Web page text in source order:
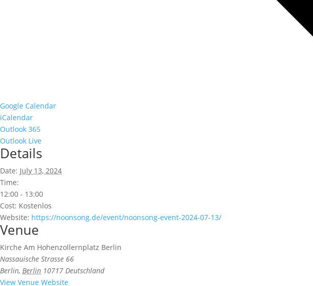
Google Calendar
iCalendar
Outlook 365
Outlook Live
Details
Date: July 13, 2024
Time:
12:00 - 13:00
Cost: Kostenlos
Website: https://noonsong.de/event/noonsong-event-2024-07-13/
Venue
Kirche Am Hohenzollernplatz Berlin
Nassauische Strasse 66
Berlin, Berlin 10717 Deutschland
View Venue Website